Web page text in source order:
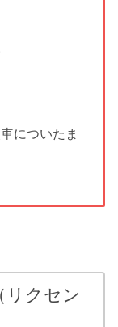
についたま
リクセン